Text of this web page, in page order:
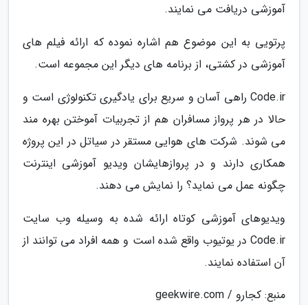
آموزشی دریافت می نمایند.
پرتویی به این موضوع هم اشاره نموده که ارائه فیلم های
آموزشی در کشتی، از برنامه های دیگر این مجموعه است.
Code.ir راهی آسان و سریع برای یادگیری تکنولوژی است و
حالا در هر پرواز مسافران هم از تجربیات آموختن بهره مند
می شوند. شرکت های هوایی مستقر در سیاتل در این پروژه
همکاری دارند و در پروازهایشان ویدیو آموزشی اینترنت
چگونه عمل می نماید؟ را نمایش می دهند.
ویدیوهای آموزشی کوتاه ارائه شده به وسیله وب سایت
Code.ir در یوتیوب واقع شده است و همه افراد می توانند از
آن استفاده نمایند.
منبع: کجارو / geekwire.com